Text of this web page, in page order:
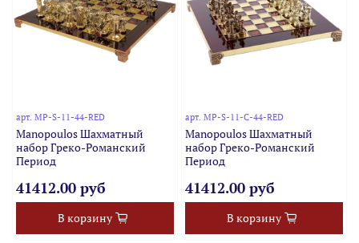
арт.MP-S-11-44-RED
Manopoulos Шахматный
набор Греко-Романский
Период
41412.00 руб
В корзину
арт. MP-S-11-C-44-RED
Manopoulos Шахматный
набор Греко-Романский
Период
41412.00 руб
В корзину